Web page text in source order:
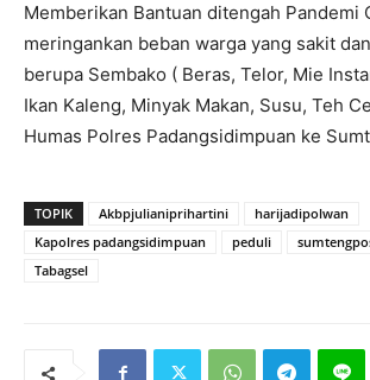
Memberikan Bantuan ditengah Pandemi
meringankan beban warga yang sakit
berupa Sembako ( Beras, Telor, Mie
Ikan Kaleng, Minyak Makan, Susu, Teh
Humas Polres Padangsidimpuan ke
TOPIK Akbpjulianiprihartini
harijadipolwan
Kapolres padangsidimpuan
peduli
Tabagsel